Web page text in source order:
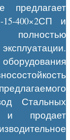
предлагает
400×2СП и
Стальных
и продает